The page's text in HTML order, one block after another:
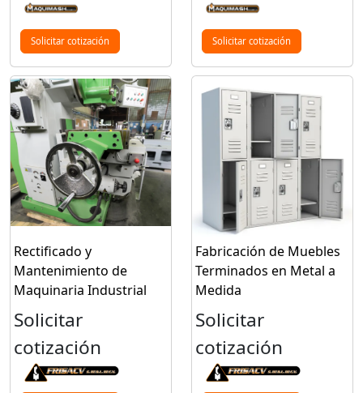
Solicitar cotización Solicitar cotización
Rectificado y
Mantenimiento de
Maquinaria Industrial
Solicitar
cotización
Fabricación de Muebles
Terminados en Metal a
Medida
Solicitar
cotización